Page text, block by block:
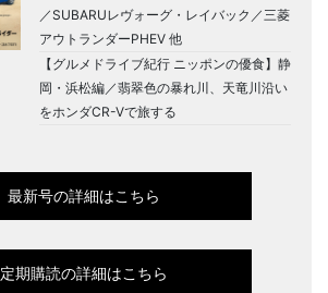
／SUBARUレヴォーグ・レイバック／三菱
アウトランダーPHEV 他
【グルメドライブ紀行 ニッポンの優食】静
岡・浜松編／翡翠色の暴れ川、天竜川沿い
をホンダCR-Vで旅する
最新号の詳細はこちら
定期購読の詳細はこちら